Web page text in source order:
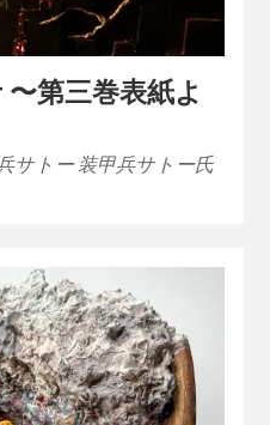
第三巻表紙よ
サトー 装甲兵サトー氏